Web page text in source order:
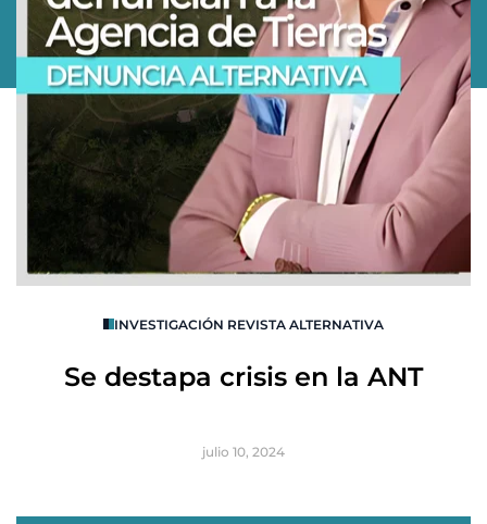
INVESTIGACIÓN REVISTA ALTERNATIVA
Se destapa crisis en la ANT
julio 10, 2024